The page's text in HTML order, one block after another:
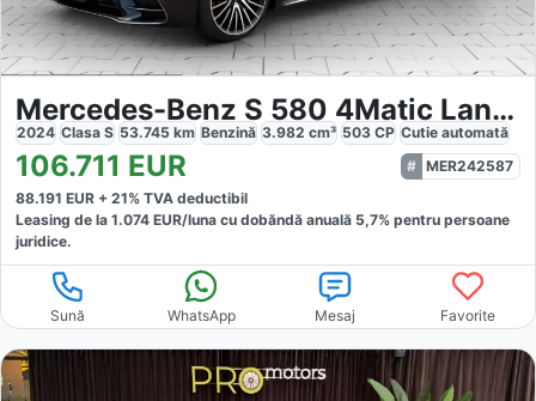
Mercedes-Benz S 580 4Matic Lang AMG
2024 Clasa S 53.745 km Benzină 3.982 cm³ 503 CP Cutie automată
106.711 EUR
MER242587
88.191 EUR + 21% TVA deductibil
Leasing de la 1.074 EUR/luna cu dobăndă anuală 5,7% pentru persoane
juridice.
Sună WhatsApp Mesaj Favorite